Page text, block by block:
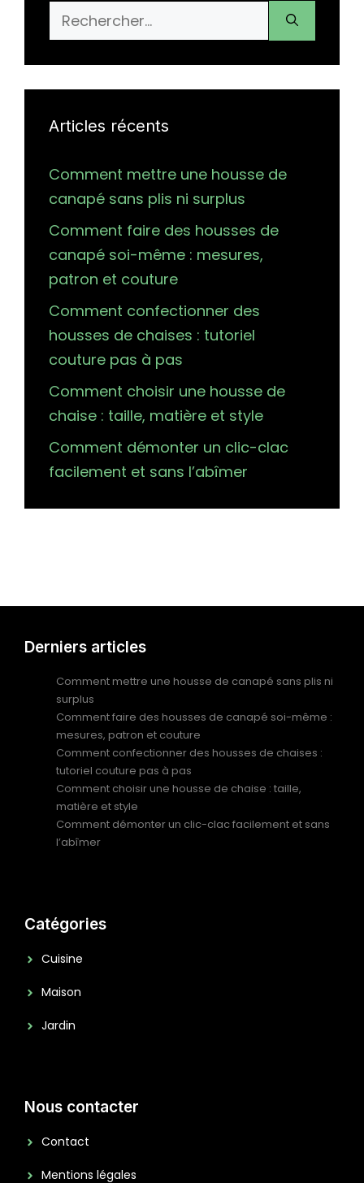
Rechercher :
Articles récents
Comment mettre une housse de
canapé sans plis ni surplus
Comment faire des housses de
canapé soi-même : mesures,
patron et couture
Comment confectionner des
housses de chaises : tutoriel
couture pas à pas
Comment choisir une housse de
chaise : taille, matière et style
Comment démonter un clic-clac
facilement et sans l’abîmer
Derniers articles
Comment mettre une housse de canapé sans plis ni
surplus
Comment faire des housses de canapé soi-même :
mesures, patron et couture
Comment confectionner des housses de chaises :
tutoriel couture pas à pas
Comment choisir une housse de chaise : taille,
matière et style
Comment démonter un clic-clac facilement et sans
l’abîmer
Catégories
Cuisine
Maison
Jardin
Nous contacter
Contact
Mentions légales